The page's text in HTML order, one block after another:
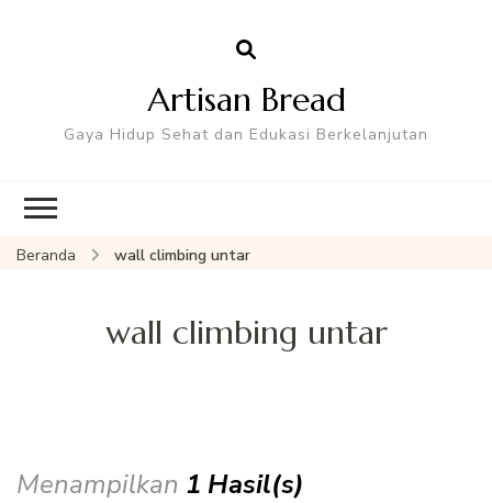
Artisan Bread
Gaya Hidup Sehat dan Edukasi Berkelanjutan
Beranda wall climbing untar
wall climbing untar
Menampilkan 1 Hasil(s)